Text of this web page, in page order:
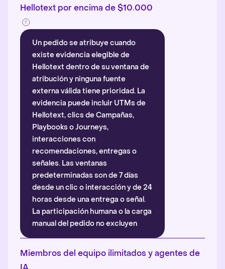
Hellotext por encima de $10.000
Un pedido se atribuye cuando
existe evidencia elegible de
Hellotext dentro de su ventana de
atribución y ninguna fuente
externa válida tiene prioridad. La
evidencia puede incluir UTMs de
Hellotext, clics de Campañas,
Playbooks o Journeys,
interacciones con
recomendaciones, entregas o
señales. Las ventanas
predeterminadas son de 7 días
desde un clic o interacción y de 24
horas desde una entrega o señal.
La participación humana o la carga
manual del pedido no excluyen
automáticamente la atribución.
Más información
Miembros del equipo ilimitados y agentes de